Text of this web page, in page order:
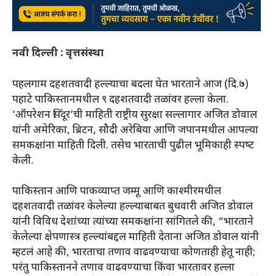
नवी दिल्ली : वृत्तसंस्था
पहलगाम दहशतवादी हल्‍ल्‍याचा बदला घेत भारताने आज (दि.७)
पहाटे पाकिस्‍तानमधील ९ दहशतवादी तळांवर हल्‍ला केला.
‘ऑपरेशन सिंदूर’ची माहिती राष्ट्रीय सुरक्षा सल्लागार अजित डोवाल
यांनी अमेरिका, ब्रिटन, सौदी अरेबिया आणि जपानमधील आपल्या
समकक्षांना माहिती दिली. तसेच भारताची पुढील भूमिकाही स्‍पष्‍ट
केली.
पाकिस्तान आणि पाकव्याप्त जम्मू आणि काश्मीरमधील
दहशतवादी तळांवर केलेल्‍या हल्‍ल्‍याबाबत बुधवारी अजित डोवाल
यांनी विविध देशांच्या त्यांच्या समकक्षांना सांगितले की, “भारताने
केलेल्या क्षेपणास्त्र हल्ल्यांबद्दल माहिती देताना अजित डोवाल यांनी
म्‍हटलं आहे की, भारताचा तणाव वाढवण्‍याचा कोणताही हेतू नाही;
परंतु पाकिस्‍तानने तणाव वाढवण्याचा किंवा भारतावर हल्‍ला